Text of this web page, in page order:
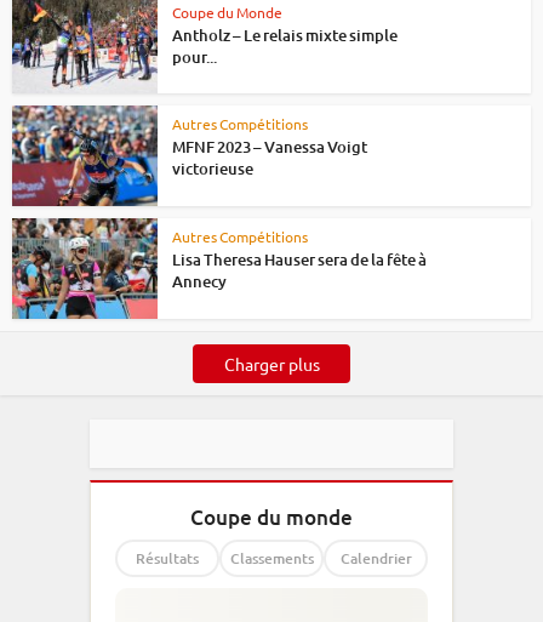
Coupe du Monde
Antholz – Le relais mixte simple
pour...
Autres Compétitions
MFNF 2023 – Vanessa Voigt
victorieuse
Autres Compétitions
Lisa Theresa Hauser sera de la fête à
Annecy
Charger plus
Coupe du monde
Résultats Classements Calendrier